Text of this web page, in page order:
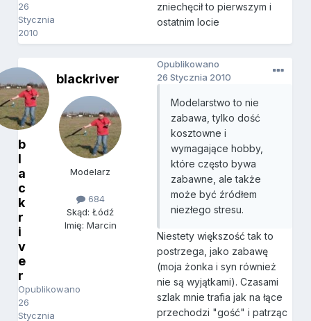
26
Stycznia
2010
zniechęcił to pierwszym i
ostatnim locie
b
l
a
c
k
r
i
v
e
r
Opublikowano
26
Stycznia
blackriver
Modelarz
684
Skąd: Łódź
Imię: Marcin
Opublikowano
26 Stycznia 2010
Modelarstwo to nie
zabawa, tylko dość
kosztowne i
wymagające hobby,
które często bywa
zabawne, ale także
może być źródłem
niezłego stresu.
Niestety większość tak to
postrzega, jako zabawę
(moja żonka i syn również
nie są wyjątkami). Czasami
szlak mnie trafia jak na łące
przechodzi "gość" i patrząc